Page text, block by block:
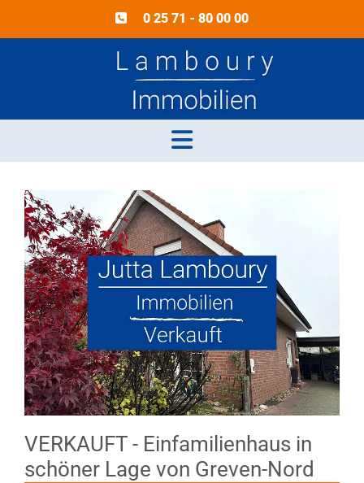
0 25 71 - 80 00 00
VERKAUFT - Einfamilienhaus in
schöner Lage von Greven-Nord